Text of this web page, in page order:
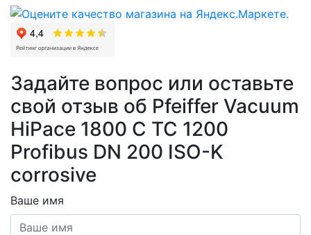
Задайте вопрос или оставьте
свой отзыв об Pfeiffer Vacuum
HiPace 1800 C TC 1200
Profibus DN 200 ISO-K
corrosive
Ваше имя